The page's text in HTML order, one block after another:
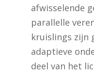
afwisselende
parallelle
kruislings zijn
adaptieve
deel van het